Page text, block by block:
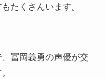
たくさんいます。
冨岡義勇の声優が交